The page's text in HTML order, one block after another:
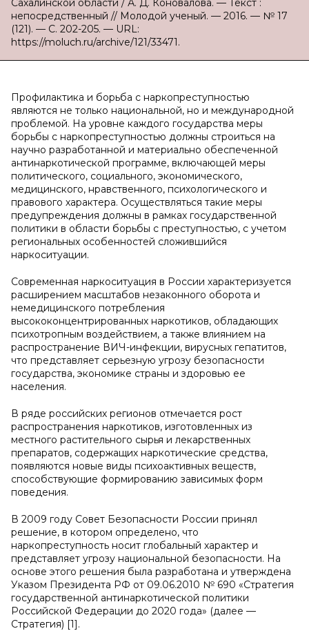
Сахалинской области / А. Д. Коновалова. — Текст :
непосредственный // Молодой ученый. — 2016. — № 17
(121). — С. 202-205. — URL:
https://moluch.ru/archive/121/33471.
Профилактика и борьба с наркопреступностью
являются не только национальной, но и международной
проблемой. На уровне каждого государства меры
борьбы с наркопреступностью должны строиться на
научно разработанной и материально обеспеченной
антинаркотической программе, включающей меры
политического, социального, экономического,
медицинского, нравственного, психологического и
правового характера. Осуществляться такие меры
предупреждения должны в рамках государственной
политики в области борьбы с преступностью, с учетом
региональных особенностей сложившийся
наркоситуации.
Современная наркоситуация в России характеризуется
расширением масштабов незаконного оборота и
немедицинского потребления
высококонцентрированных наркотиков, обладающих
психотропным воздействием, а также влиянием на
распространение ВИЧ-инфекции, вирусных гепатитов,
что представляет серьезную угрозу безопасности
государства, экономике страны и здоровью ее
населения.
В ряде российских регионов отмечается рост
распространения наркотиков, изготовленных из
местного растительного сырья и лекарственных
препаратов, содержащих наркотические средства,
появляются новые виды психоактивных веществ,
способствующие формированию зависимых форм
поведения.
В 2009 году Совет Безопасности России принял
решение, в котором определено, что
наркопреступность носит глобальный характер и
представляет угрозу национальной безопасности. На
основе этого решения была разработана и утверждена
Указом Президента РФ от 09.06.2010 № 690 «Стратегия
государственной антинаркотической политики
Российской Федерации до 2020 года» (далее —
Стратегия) [1].